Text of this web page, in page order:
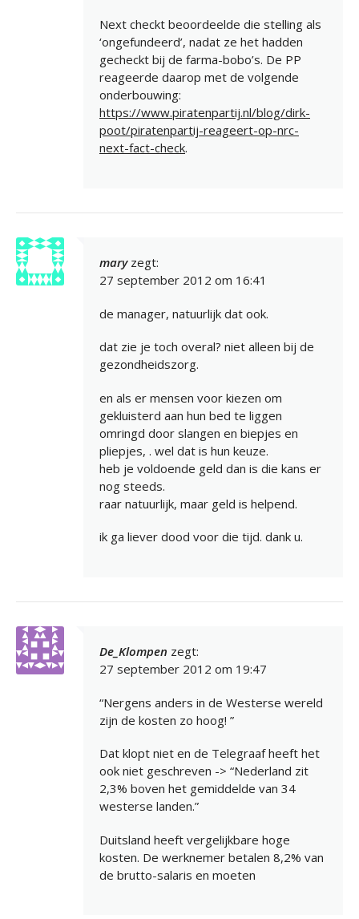
Next checkt beoordeelde die stelling als
‘ongefundeerd’, nadat ze het hadden
gecheckt bij de farma-bobo’s. De PP
reageerde daarop met de volgende
onderbouwing:
https://www.piratenpartij.nl/blog/dirk-
poot/piratenpartij-reageert-op-nrc-
next-fact-check.
mary zegt:
27 september 2012 om 16:41
de manager, natuurlijk dat ook.
dat zie je toch overal? niet alleen bij de
gezondheidszorg.
en als er mensen voor kiezen om
gekluisterd aan hun bed te liggen
omringd door slangen en biepjes en
pliepjes, . wel dat is hun keuze.
heb je voldoende geld dan is die kans er
nog steeds.
raar natuurlijk, maar geld is helpend.
ik ga liever dood voor die tijd. dank u.
De_Klompen zegt:
27 september 2012 om 19:47
“Nergens anders in de Westerse wereld
zijn de kosten zo hoog! ”
Dat klopt niet en de Telegraaf heeft het
ook niet geschreven -> “Nederland zit
2,3% boven het gemiddelde van 34
westerse landen.”
Duitsland heeft vergelijkbare hoge
kosten. De werknemer betalen 8,2% van
de brutto-salaris en moeten